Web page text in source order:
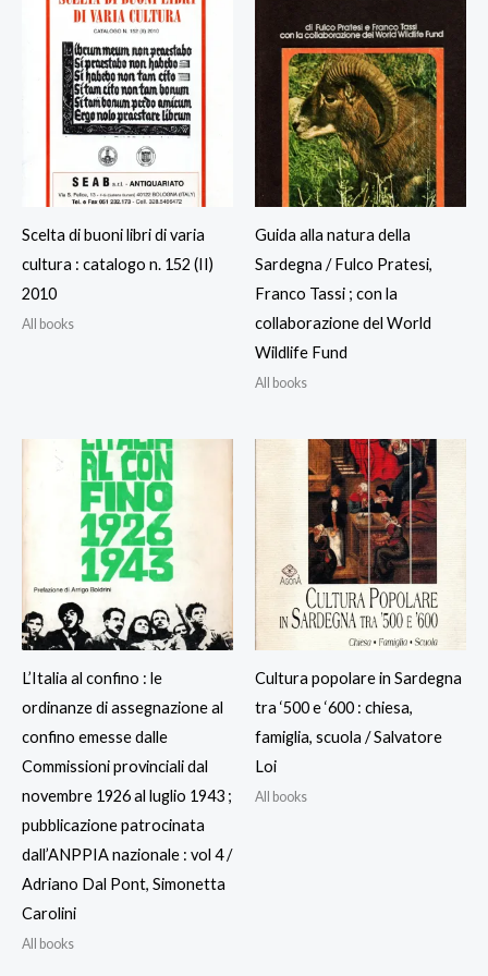
Scelta di buoni libri di varia
cultura : catalogo n. 152 (II)
2010
All books
Guida alla natura della
Sardegna / Fulco Pratesi,
Franco Tassi ; con la
collaborazione del World
Wildlife Fund
All books
L’Italia al confino : le
ordinanze di assegnazione al
confino emesse dalle
Commissioni provinciali dal
novembre 1926 al luglio 1943 ;
pubblicazione patrocinata
dall’ANPPIA nazionale : vol 4 /
Adriano Dal Pont, Simonetta
Carolini
All books
Cultura popolare in Sardegna
tra ‘500 e ‘600 : chiesa,
famiglia, scuola / Salvatore
Loi
All books